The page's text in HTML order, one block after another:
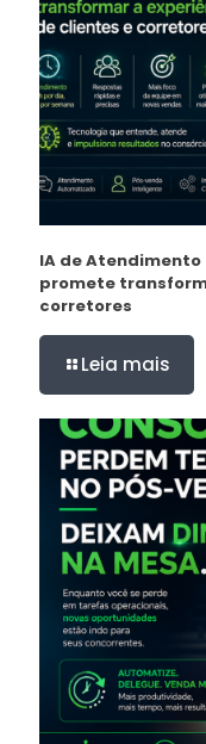
IA de
promete
corretores
Leia mais